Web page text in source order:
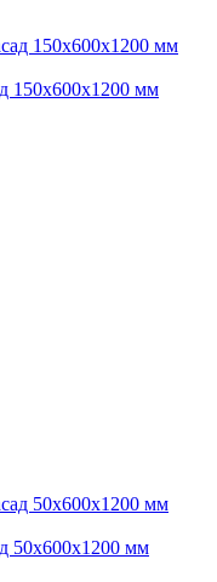
150х600х1200 мм
50х600х1200 мм